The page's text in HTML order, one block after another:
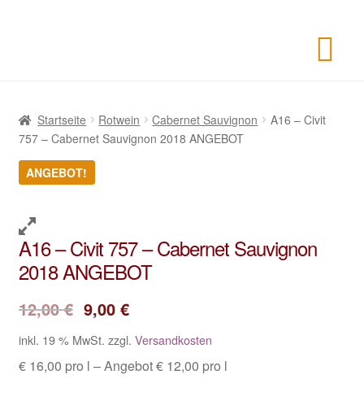
Startseite Rotwein Cabernet Sauvignon
A16 – Civit
757 – Cabernet Sauvignon 2018 ANGEBOT
ANGEBOT!
A16 – Civit 757 – Cabernet Sauvignon
2018 ANGEBOT
12,00€ 9,00€
inkl. 19 % MwSt. zzgl. Versandkosten
€ 16,00 pro l – Angebot € 12,00 pro l